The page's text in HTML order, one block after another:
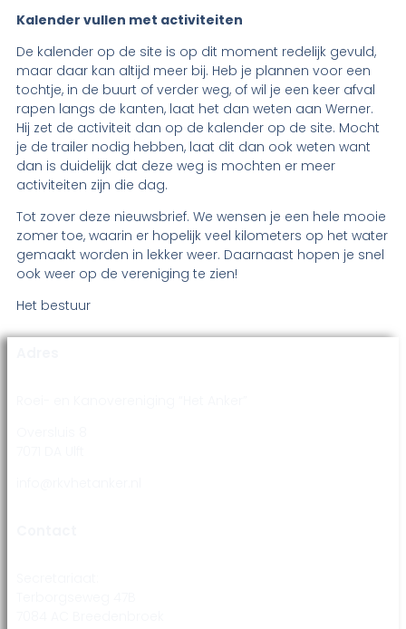
Kalender vullen met activiteiten
De kalender op de site is op dit moment redelijk gevuld,
maar daar kan altijd meer bij. Heb je plannen voor een
tochtje, in de buurt of verder weg, of wil je een keer afval
rapen langs de kanten, laat het dan weten aan Werner.
Hij zet de activiteit dan op de kalender op de site. Mocht
je de trailer nodig hebben, laat dit dan ook weten want
dan is duidelijk dat deze weg is mochten er meer
activiteiten zijn die dag.
Tot zover deze nieuwsbrief. We wensen je een hele mooie
zomer toe, waarin er hopelijk veel kilometers op het water
gemaakt worden in lekker weer. Daarnaast hopen je snel
ook weer op de vereniging te zien!
Het bestuur